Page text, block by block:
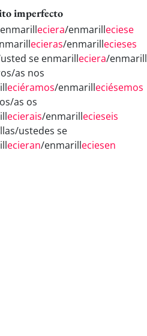
imperfecto
eciera/enmarilleciese
ecieras/enmarillecieses
se enmarilleciera/enmarill
as nos
eciéramos/enmarilleciésemos
as os
ecierais/enmarillecieseis
ustedes se
ecieran/enmarilleciesen